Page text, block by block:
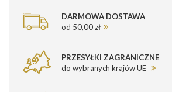
DARMOWA DOSTAWA
od 50,00 zł
PRZESYŁKI ZAGRANICZNE
do wybranych krajów UE